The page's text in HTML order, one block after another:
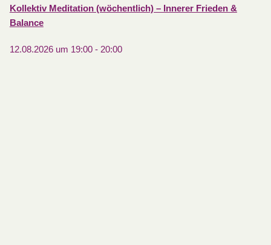
Kollektiv Meditation (wöchentlich) – Innerer Frieden &
Balance
12.08.2026 um 19:00- 20:00